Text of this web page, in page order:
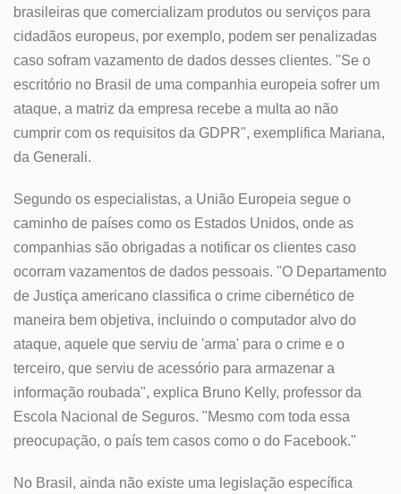
brasileiras que comercializam produtos ou serviços para
cidadãos europeus, por exemplo, podem ser penalizadas
caso sofram vazamento de dados desses clientes. "Se o
escritório no Brasil de uma companhia europeia sofrer um
ataque, a matriz da empresa recebe a multa ao não
cumprir com os requisitos da GDPR", exemplifica Mariana,
da Generali.
Segundo os especialistas, a União Europeia segue o
caminho de países como os Estados Unidos, onde as
companhias são obrigadas a notificar os clientes caso
ocorram vazamentos de dados pessoais. "O Departamento
de Justiça americano classifica o crime cibernético de
maneira bem objetiva, incluindo o computador alvo do
ataque, aquele que serviu de 'arma' para o crime e o
terceiro, que serviu de acessório para armazenar a
informação roubada", explica Bruno Kelly, professor da
Escola Nacional de Seguros. "Mesmo com toda essa
preocupação, o país tem casos como o do Facebook."
No Brasil, ainda não existe uma legislação específica